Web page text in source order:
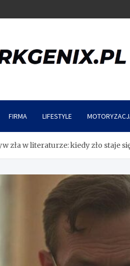
FIRMA LIFESTYLE
zła w literaturze: kiedy zło staje